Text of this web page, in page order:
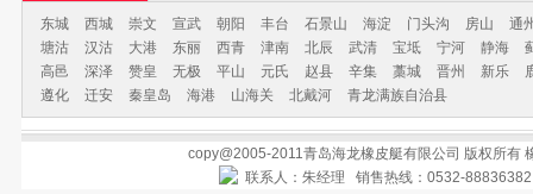
东城 西城 崇文 宣武 朝阳 丰台 石景山 海淀 门头沟 房山
通
塘沽
汉沽 大港 东丽 西青 津南 北辰 武清 宝坻 宁河 静海
高邑
深泽 赞皇 无极 平山 元氏 赵县 辛集 藁城 晋州 新乐
遵化
迁安 秦皇岛 海港 山海关 北戴河 青龙满族自治县
copy@2005-2011青岛海龙橡皮艇有限公司 版权所有
联系人：朱经理 销售热线：0532-